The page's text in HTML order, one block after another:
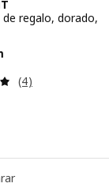
de regalo, dorado,
1,99€/3
Revisa: 5 de 5
(4)